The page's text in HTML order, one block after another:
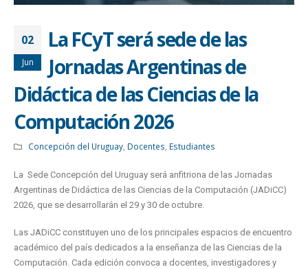
02
Jun
La FCyT será sede de las
Jornadas Argentinas de
Didáctica de las Ciencias de la
Computación 2026
Concepción del Uruguay, Docentes Estudiantes
La Sede Concepción del Uruguay será anfitriona de las Jornadas
Argentinas de Didáctica de las Ciencias de la Computación (JADiCC)
2026, que se desarrollarán el 29 y 30 de octubre.
Las JADiCC constituyen uno de los principales espacios de encuentro
académico del país dedicados a la enseñanza de las Ciencias de la
Computación. Cada edición convoca a docentes, investigadores y